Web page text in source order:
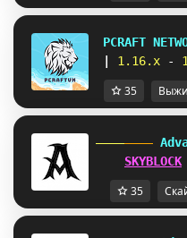
PCRAFT
1.16.x -
35
SKYBLOCK
35